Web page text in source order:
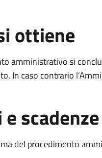
ottiene
amministrativo si
In caso contrario
scadenze
del procedimento